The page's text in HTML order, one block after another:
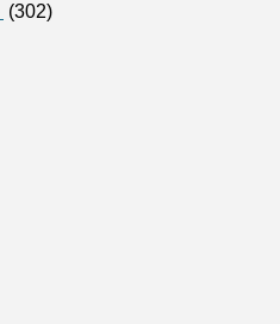
(302)